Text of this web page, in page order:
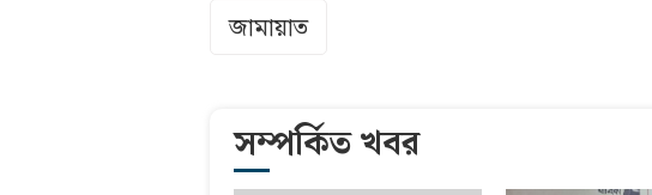
জামায়াত
সম্পর্কিত খবর